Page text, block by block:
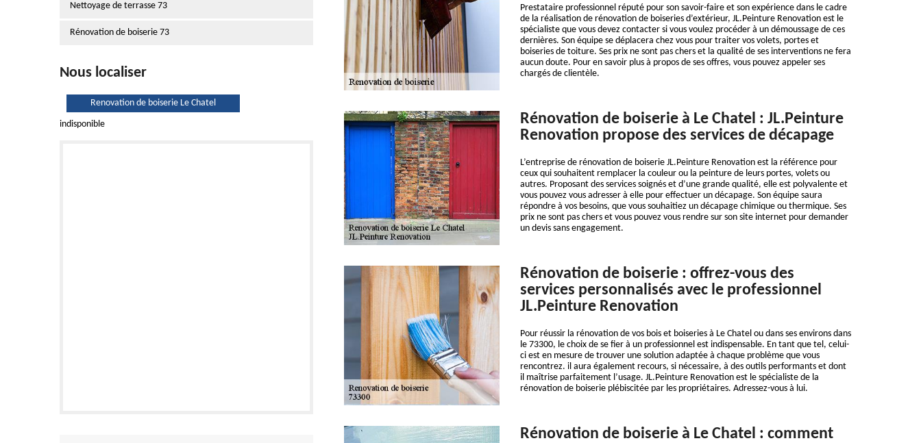
Nettoyage de terrasse 73
Rénovation de boiserie 73
Nous localiser
Renovation de boiserie Le Chatel
indisponible
Prestataire professionnel réputé pour son savoir-faire et son expérience dans le cadre
de la réalisation de rénovation de boiseries d’extérieur, JL.Peinture Renovation est le
spécialiste que vous devez contacter si vous voulez procéder à un démoussage de ces
dernières. Son équipe se déplacera chez vous pour traiter vos volets, portes et
boiseries de toiture. Ses prix ne sont pas chers et la qualité de ses interventions ne fera
aucun doute. Pour en savoir plus à propos de ses offres, vous pouvez appeler ses
chargés de clientèle.
Rénovation de boiserie à Le Chatel : JL.Peinture
Renovation propose des services de décapage
L’entreprise de rénovation de boiserie JL.Peinture Renovation est la référence pour
ceux qui souhaitent remplacer la couleur ou la peinture de leurs portes, volets ou
autres. Proposant des services soignés et d’une grande qualité, elle est polyvalente et
vous pouvez vous adresser à elle pour effectuer un décapage. Son équipe saura
répondre à vos besoins, que vous souhaitiez un décapage chimique ou thermique. Ses
prix ne sont pas chers et vous pouvez vous rendre sur son site internet pour demander
un devis sans engagement.
Rénovation de boiserie : offrez-vous des
services personnalisés avec le professionnel
JL.Peinture Renovation
Pour réussir la rénovation de vos bois et boiseries à Le Chatel ou dans ses environs dans
le 73300, le choix de se fier à un professionnel est indispensable. En tant que tel, celui-
ci est en mesure de trouver une solution adaptée à chaque problème que vous
rencontrez. il aura également recours, si nécessaire, à des outils performants et dont
il maîtrise parfaitement l’usage. JL.Peinture Renovation est le spécialiste de la
rénovation de boiserie plébiscitée par les propriétaires. Adressez-vous à lui.
Rénovation de boiserie à Le Chatel : comment